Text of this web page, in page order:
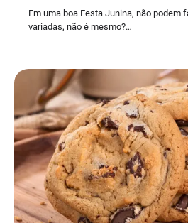
Em uma boa Festa Junina, não podem
variadas, não é mesmo?…